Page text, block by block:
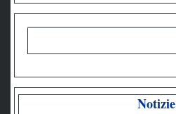
Notizie